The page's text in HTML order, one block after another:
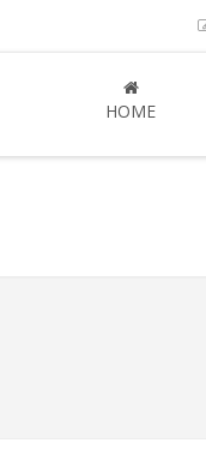
HOME